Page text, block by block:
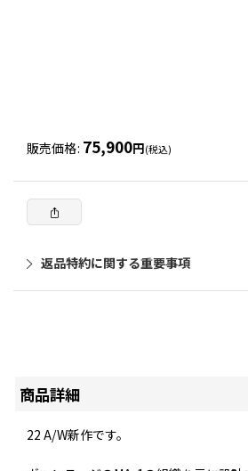
販売価格: 75,900円(税込)
返品特約に関する重要事項
商品詳細
22 A/W新作です。